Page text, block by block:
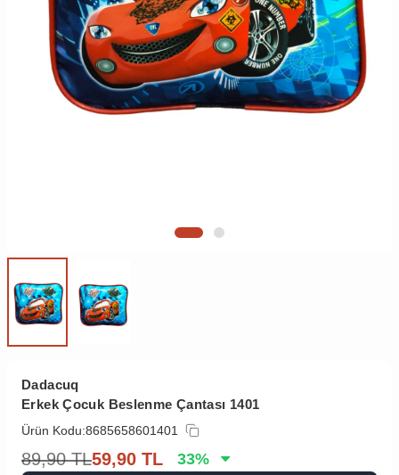
Dadacuq
Erkek Çocuk Beslenme Çantası 1401
Ürün Kodu:8685658601401
89,90 TL59,90 TL 33%